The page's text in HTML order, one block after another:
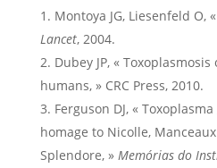
Montoya JG, Liesenfeld O,
Lancet, 2004.
Dubey JP, «
humans, » CRC Press, 2010.
Ferguson DJ, «
homage to Nicolle,
Splendore, » Memórias do